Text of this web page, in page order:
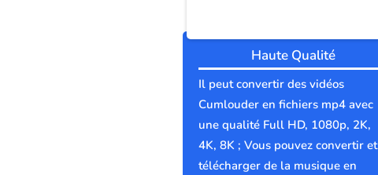
Haute Qualité
Il peut convertir des vidéos
Cumlouder en fichiers mp4 avec
une qualité Full HD, 1080p, 2K,
4K, 8K ; Vous pouvez convertir et
télécharger de la musique en